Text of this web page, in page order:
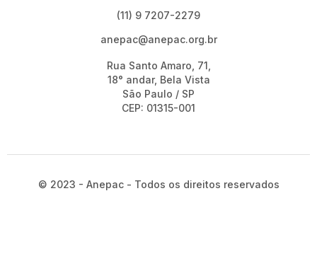
(11) 9 7207-2279
anepac@anepac.org.br
Rua Santo Amaro, 71,
18° andar, Bela Vista
São Paulo / SP
CEP: 01315-001
© 2023 - Anepac - Todos os direitos reservados